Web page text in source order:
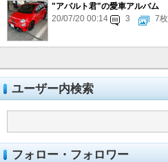
"アバルト君"の愛車アルバム
20/07/20 00:14
3 7枚
ユーザー内検索
フォロー・フォロワー